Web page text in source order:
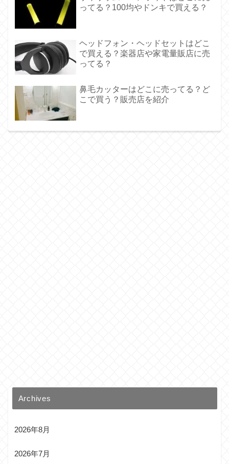
ってる？100均やドンキで買える？
ヘッドフォン・ヘッドセットはどこ
で買える？楽器店や家電量販店に売
ってる？
鼻毛カッターはどこに売ってる？ど
こで買う？販売店を紹介
Archives
2026年8月
2026年7月